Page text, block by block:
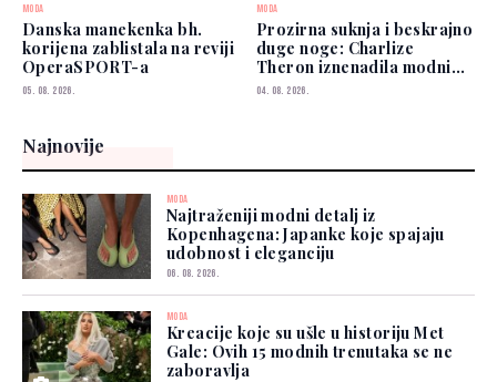
MODA
Danska manekenka bh.
korijena zablistala na reviji
OperaSPORT-a
05. 08. 2026.
MODA
Prozirna suknja i beskrajno
duge noge: Charlize
Theron iznenadila modnim
izborom
04. 08. 2026.
Najnovije
MODA
Najtraženiji modni detalj iz
Kopenhagena: Japanke koje spajaju
udobnost i eleganciju
06. 08. 2026.
MODA
Kreacije koje su ušle u historiju Met
Gale: Ovih 15 modnih trenutaka se ne
zaboravlja